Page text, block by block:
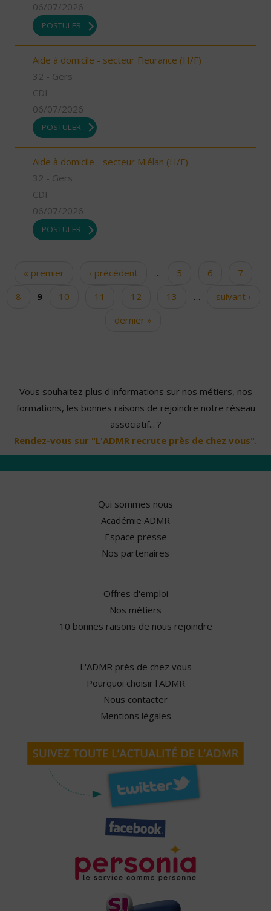
06/07/2026
POSTULER
Aide à domicile - secteur Fleurance (H/F)
32 - Gers
CDI
06/07/2026
POSTULER
Aide à domicile - secteur Miélan (H/F)
32 - Gers
CDI
06/07/2026
POSTULER
Pages« premier ‹ précédent … 5 6
7
8
9 10 11 12 13 …
suivant ›
dernier »
Vous souhaitez plus d'informations sur nos métiers, nos
formations, les bonnes raisons de rejoindre notre réseau
associatif... ?
Rendez-vous sur "L'ADMR recrute près de chez vous".
Qui sommes nous
Académie ADMR
Espace presse
Nos partenaires
Offres d'emploi
Nos métiers
10 bonnes raisons de nous rejoindre
L'ADMR près de chez vous
Pourquoi choisir l'ADMR
Nous contacter
Mentions légales